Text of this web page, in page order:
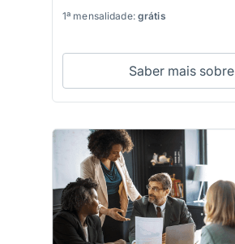
1ª mensalidade: grátis
Saber mais sobre